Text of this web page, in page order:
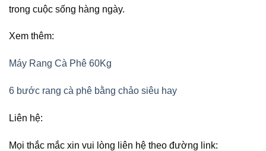
trong cuộc sống hàng ngày.
Xem thêm:
Máy Rang Cà Phê 60Kg
6 bước rang cà phê bằng chảo siêu hay
Liên hệ:
Mọi thắc mắc xin vui lòng liên hệ theo đường link: